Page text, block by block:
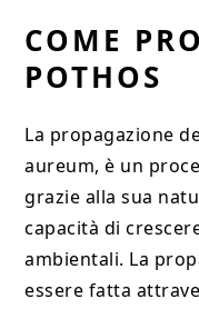
COME
POTHOS
La propagazione
aureum, è un
grazie alla sua
capacità di
ambientali. La
essere fatta